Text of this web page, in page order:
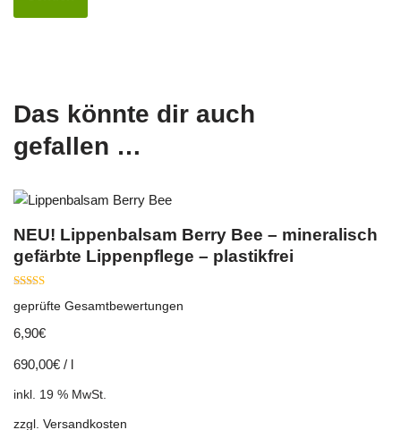
Das könnte dir auch
gefallen …
NEU! Lippenbalsam Berry Bee – mineralisch
gefärbte Lippenpflege – plastikfrei
5.00
geprüfte Gesamtbewertungen
6,90€
690,00€ / l
inkl. 19 % MwSt.
zzgl. Versandkosten